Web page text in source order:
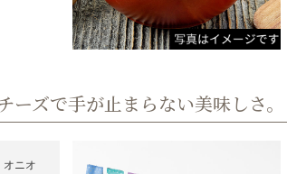
ズで手が止まらない美味しさ。
オニオ